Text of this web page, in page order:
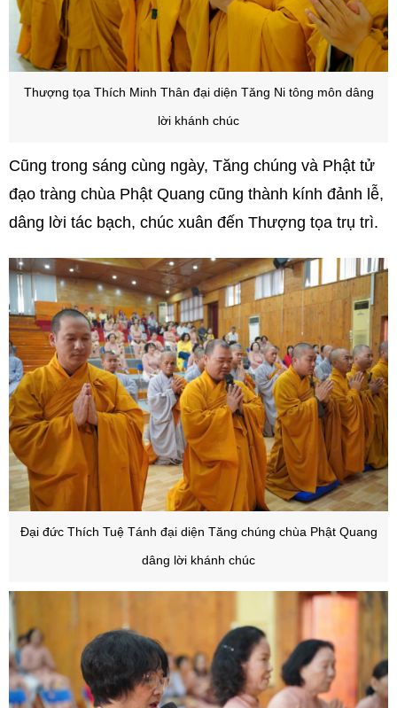
Thượng tọa Thích Minh Thân đại diện Tăng Ni tông môn dâng
lời khánh chúc
Cũng trong sáng cùng ngày, Tăng chúng và Phật tử
đạo tràng chùa Phật Quang cũng thành kính đảnh lễ,
dâng lời tác bạch, chúc xuân đến Thượng tọa trụ trì.
Đại đức Thích Tuệ Tánh đại diện Tăng chúng chùa Phật Quang
dâng lời khánh chúc